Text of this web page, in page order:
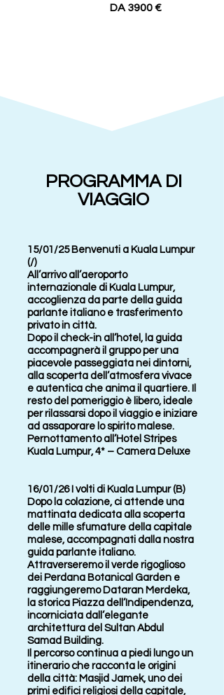
DA 3900 €
PROGRAMMA DI
VIAGGIO
15/01/25 Benvenuti a Kuala Lumpur
(/)
All’arrivo all’aeroporto
internazionale di Kuala Lumpur,
accoglienza da parte della guida
parlante italiano e trasferimento
privato in città.
Dopo il check-in all’hotel, la guida
accompagnerà il gruppo per una
piacevole passeggiata nei dintorni,
alla scoperta dell’atmosfera vivace
e autentica che anima il quartiere. Il
resto del pomeriggio è libero, ideale
per rilassarsi dopo il viaggio e iniziare
ad assaporare lo spirito malese.
Pernottamento all’Hotel Stripes
Kuala Lumpur, 4* – Camera Deluxe
16/01/26 I volti di Kuala Lumpur (B)
Dopo la colazione, ci attende una
mattinata dedicata alla scoperta
delle mille sfumature della capitale
malese, accompagnati dalla nostra
guida parlante italiano.
Attraverseremo il verde rigoglioso
dei Perdana Botanical Garden e
raggiungeremo Dataran Merdeka,
la storica Piazza dell’Indipendenza,
incorniciata dall’elegante
architettura del Sultan Abdul
Samad Building.
Il percorso continua a piedi lungo un
itinerario che racconta le origini
della città: Masjid Jamek, uno dei
primi edifici religiosi della capitale,